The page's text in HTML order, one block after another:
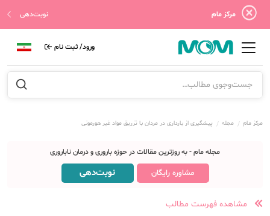
مرکز مام نوبت‌دهی
ورود/ ثبت نام
مرکز مام مجله پیشگیری از بارداری در مردان با تزریق مواد غیر هورمونی
مجله مام - به روزترین مقالات در حوزه باروری و درمان ناباروری
مشاوره رایگان نوبت‌دهی
مشاهده فهرست مطالب